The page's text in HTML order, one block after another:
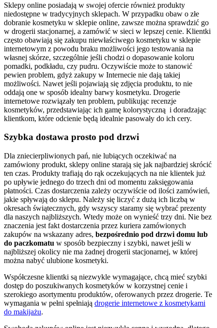
Sklepy online posiadają w swojej ofercie również produkty
niedostępne w tradycyjnych sklepach. W przypadku obaw o złe
dobranie kosmetyku w sklepie online, zawsze można sprawdzić go
w drogerii stacjonarnej, a zamówić w sieci w lepszej cenie. Klientki
często obawiają się zakupu niewłaściwego kosmetyku w sklepie
internetowym z powodu braku możliwości jego testowania na
własnej skórze, szczególnie jeśli chodzi o dopasowanie koloru
pomadki, podkładu, czy pudru. Oczywiście może to stanowić
pewien problem, gdyż zakupy w Internecie nie dają takiej
możliwości. Nawet jeśli pojawiają się zdjęcia produktu, to nie
oddają one w sposób idealny barwy kosmetyku. Drogerie
internetowe rozwiązały ten problem, publikując recenzje
kosmetyków, przedstawiając ich gamę kolorystyczną i doradzając
klientkom, które odcienie będą idealnie pasowały do ich cery.
Szybka dostawa prosto pod drzwi
Dla zniecierpliwionych pań, nie lubiących oczekiwać na
zamówiony produkt, sklepy online starają się jak najbardziej skrócić
ten czas. Produkty trafiają do rąk oczekujących na nie klientek już
po upływie jednego do trzech dni od momentu zaksięgowania
płatności. Czas dostarczenia zależy oczywiście od ilości zamówień,
jakie spływają do sklepu. Należy się liczyć z dużą ich liczbą w
okresach świątecznych, gdy wszyscy staramy się wybrać prezenty
dla naszych najbliższych. Wtedy może on wynieść trzy dni. Nie bez
znaczenia jest fakt dostarczenia przez kuriera zamówionych
zakupów na wskazany adres, bezpośrednio pod drzwi domu lub
do paczkomatu w sposób bezpieczny i szybki, nawet jeśli w
najbliższej okolicy nie ma żadnej drogerii stacjonarnej, w której
można nabyć ulubione kosmetyki.
Współczesne klientki są niezwykle wymagające, chcą mieć szybki
dostęp do poszukiwanych kosmetyków w korzystnej cenie i
szerokiego asortymentu produktów, oferowanych przez drogerie. Te
wymagania w pełni spełniają drogerie internetowe z kosmetykami
do makijażu.